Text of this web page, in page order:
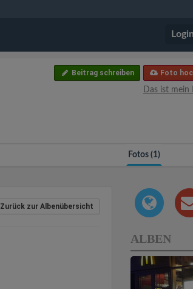
Login
Foto
Beitrag schreiben
Das ist mein
Fotos (1)
Zurück zur Albenübersicht
ALBEN